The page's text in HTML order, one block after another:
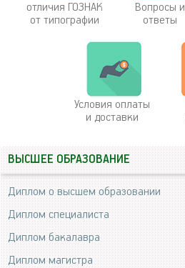
отличия ГОЗНАК
от типографии
Вопросы и
ответы
Условия оплаты
и доставки
ВЫСШЕЕ ОБРАЗОВАНИЕ
Диплом о высшем образовании
Диплом специалиста
Диплом бакалавра
Диплом магистра